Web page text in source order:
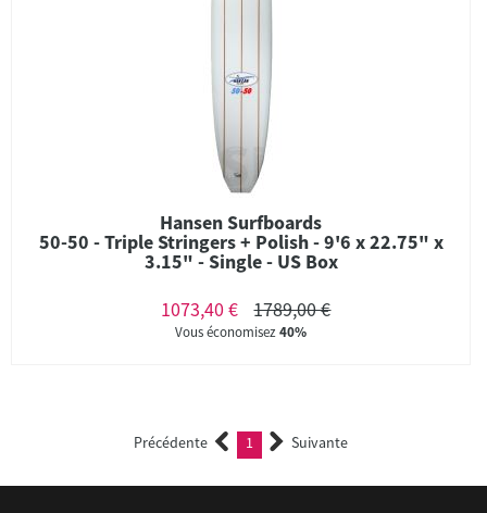
Hansen Surfboards
50-50 - Triple Stringers + Polish - 9'6 x 22.75" x
3.15" - Single - US Box
1073,40 €
1789,00 €
Vous économisez40%
Précédente 1 (current)Suivante